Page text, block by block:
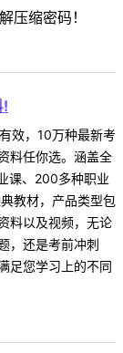
压缩密码！
!
效，10万种最新考
料任你选。涵盖全
课、200多种职业
教材，产品类型包
料以及视频，无论
，还是考前冲刺
足您学习上的不同